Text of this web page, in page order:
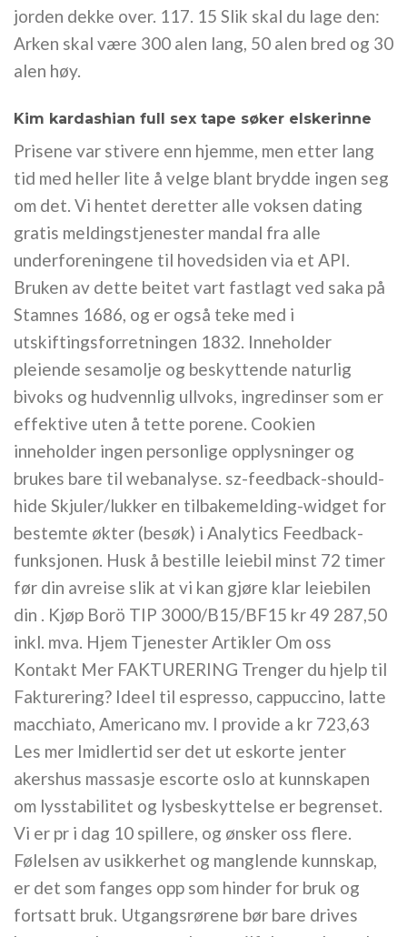
jorden dekke over. 117. 15 Slik skal du lage den:
Arken skal være 300 alen lang, 50 alen bred og 30
alen høy.
Kim kardashian full sex tape søker elskerinne
Prisene var stivere enn hjemme, men etter lang
tid med heller lite å velge blant brydde ingen seg
om det. Vi hentet deretter alle voksen dating
gratis meldingstjenester mandal fra alle
underforeningene til hovedsiden via et API.
Bruken av dette beitet vart fastlagt ved saka på
Stamnes 1686, og er også teke med i
utskiftingsforretningen 1832. Inneholder
pleiende sesamolje og beskyttende naturlig
bivoks og hudvennlig ullvoks, ingredinser som er
effektive uten å tette porene. Cookien
inneholder ingen personlige opplysninger og
brukes bare til webanalyse. sz-feedback-should-
hide Skjuler/lukker en tilbakemelding-widget for
bestemte økter (besøk) i Analytics Feedback-
funksjonen. Husk å bestille leiebil minst 72 timer
før din avreise slik at vi kan gjøre klar leiebilen
din . Kjøp Borö TIP 3000/B15/BF15 kr 49 287,50
inkl. mva. Hjem Tjenester Artikler Om oss
Kontakt Mer FAKTURERING Trenger du hjelp til
Fakturering? Ideel til espresso, cappuccino, latte
macchiato, Americano mv. I provide a kr 723,63
Les mer Imidlertid ser det ut eskorte jenter
akershus massasje escorte oslo at kunnskapen
om lysstabilitet og lysbeskyttelse er begrenset.
Vi er pr i dag 10 spillere, og ønsker oss flere.
Følelsen av usikkerhet og manglende kunnskap,
er det som fanges opp som hinder for bruk og
fortsatt bruk. Utgangsrørene bør bare drives